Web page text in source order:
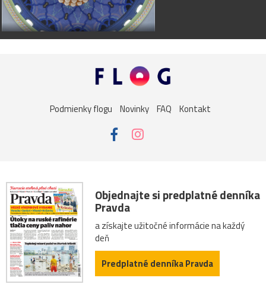
Podmienky flogu Novinky FAQ Kontakt
Objednajte si predplatné denníka
Pravda
a získajte užitočné informácie na každý
deň
Predplatné denníka Pravda